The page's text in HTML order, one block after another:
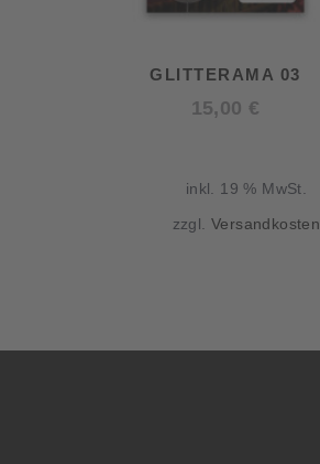
GLITTERAMA 03
15,00 €
inkl. 19 % MwSt.
zzgl.Versandkosten